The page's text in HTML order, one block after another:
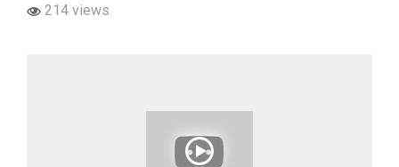
214 views